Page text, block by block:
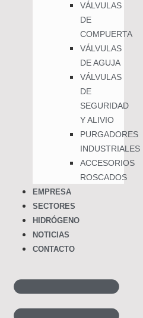
VÁLVULAS
DE
COMPUERTA
VÁLVULAS
DE AGUJA
VÁLVULAS
DE
SEGURIDAD
Y ALIVIO
PURGADORES
INDUSTRIALES
ACCESORIOS
ROSCADOS
EMPRESA
SECTORES
HIDRÓGENO
NOTICIAS
CONTACTO